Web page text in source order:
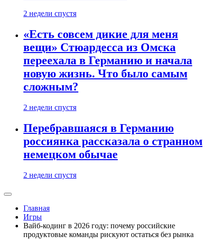
2 недели спустя
«Есть совсем дикие для меня
вещи» Стюардесса из Омска
переехала в Германию и начала
новую жизнь. Что было самым
сложным?
2 недели спустя
Перебравшаяся в Германию
россиянка рассказала о странном
немецком обычае
2 недели спустя
Главная
Игры
Вайб-кодинг в 2026 году: почему российские
продуктовые команды рискуют остаться без рынка